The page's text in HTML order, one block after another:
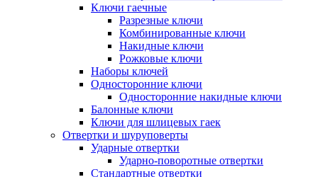
Ключи гаечные
Разрезные ключи
Комбинированные ключи
Накидные ключи
Рожковые ключи
Наборы ключей
Односторонние ключи
Односторонние накидные ключи
Балонные ключи
Ключи для шлицевых гаек
Отвертки и шуруповерты
Ударные отвертки
Ударно-поворотные отвертки
Стандартные отвертки